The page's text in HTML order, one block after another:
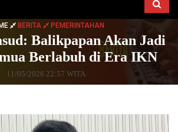
BERITA PEMERINTAHAN
Balikpapan Akan Jadi
Berlabuh di Era IKN
11/05/2026 22:57 WITA